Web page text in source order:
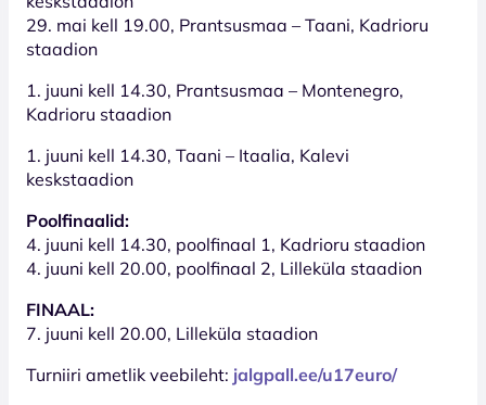
29. mai kell 19.00, Prantsusmaa – Taani, Kadrioru
staadion
1. juuni kell 14.30, Prantsusmaa – Montenegro,
Kadrioru staadion
1. juuni kell 14.30, Taani – Itaalia, Kalevi
keskstaadion
Poolfinaalid:
4. juuni kell 14.30, poolfinaal 1, Kadrioru staadion
4. juuni kell 20.00, poolfinaal 2, Lilleküla staadion
FINAAL:
7. juuni kell 20.00, Lilleküla staadion
Turniiri ametlik veebileht: jalgpall.ee/u17euro/